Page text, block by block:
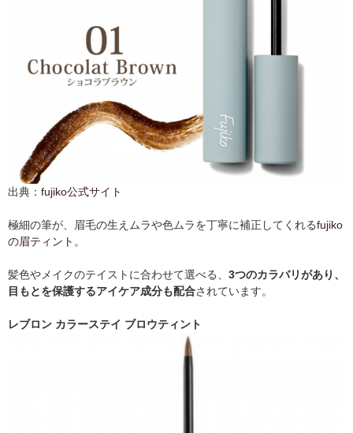
出典： fujiko公式サイト
極細の筆が、眉毛の生えムラや色ムラを丁寧に補正してくれるfujiko
の眉ティント 。
髪色やメイクのテイストに合わせて選べる、 3つのカラバリがあり、
目もとを保護するアイケア成分も配合されています。
レブロン カラーステイ ブロウティント